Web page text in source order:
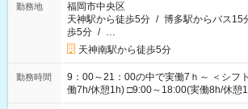
勤務地
福岡市中央区
天神駅から徒歩5分 / 博多駅からバス15
歩5分 / …
天神南駅から徒歩5分
勤務時間
9：00～21：00の中で実働7ｈ～ ＜シフト例＞ □9:00～17:00(実
働7h/休憩1h) □9:00～18:00(実働8h/休憩
働8h/休憩1h) □11:00～20:00(実働8h/休